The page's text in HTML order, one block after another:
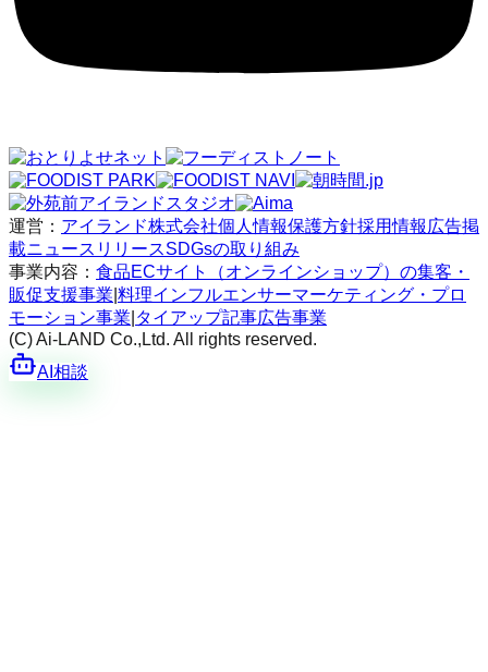
運営： アイランド株式会社個人情報保護方針採用情報 広告掲
載ニュースリリースSDGsの取り組み
事業内容： 食品ECサイト（オンラインショップ）の集客・
販促支援事業 料理インフルエンサーマーケティング・プロ
モーション事業 タイアップ記事広告事業
(C) Ai-LAND Co.,Ltd. All rights reserved.
AI相談